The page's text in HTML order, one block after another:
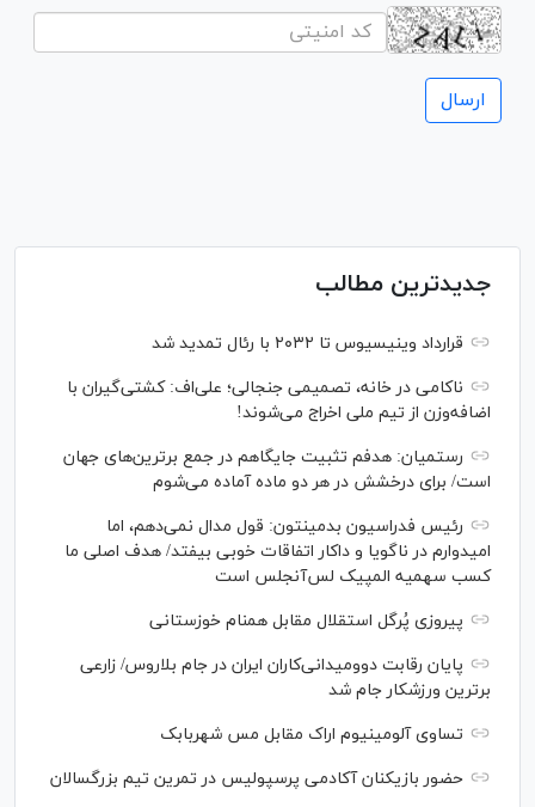
جدیدترین مطالب
قرارداد وینیسیوس تا ۲۰۳۲ با رئال‌ تمدید شد
ناکامی در خانه، تصمیمی جنجالی؛ علی‌اف: کشتی‌گیران با
اضافه‌وزن از تیم ملی اخراج می‌شوند!
رستمیان: هدفم تثبیت جایگاهم در جمع برترین‌های جهان
است/ برای درخشش در هر دو ماده آماده می‌شوم
رئیس فدراسیون بدمینتون: قول مدال نمی‌دهم، اما
امیدوارم در ناگویا و داکار اتفاقات خوبی بیفتد/ هدف اصلی ما
کسب سهمیه المپیک لس‌آنجلس است
پیروزی پُرگل استقلال مقابل همنام خوزستانی
پایان رقابت دوومیدانی‌کاران ایران در جام بلاروس/ زارعی
برترین ورزشکار جام شد
تساوی آلومینیوم اراک مقابل مس شهربابک
حضور بازیکنان آکادمی پرسپولیس در تمرین تیم بزرگسالان